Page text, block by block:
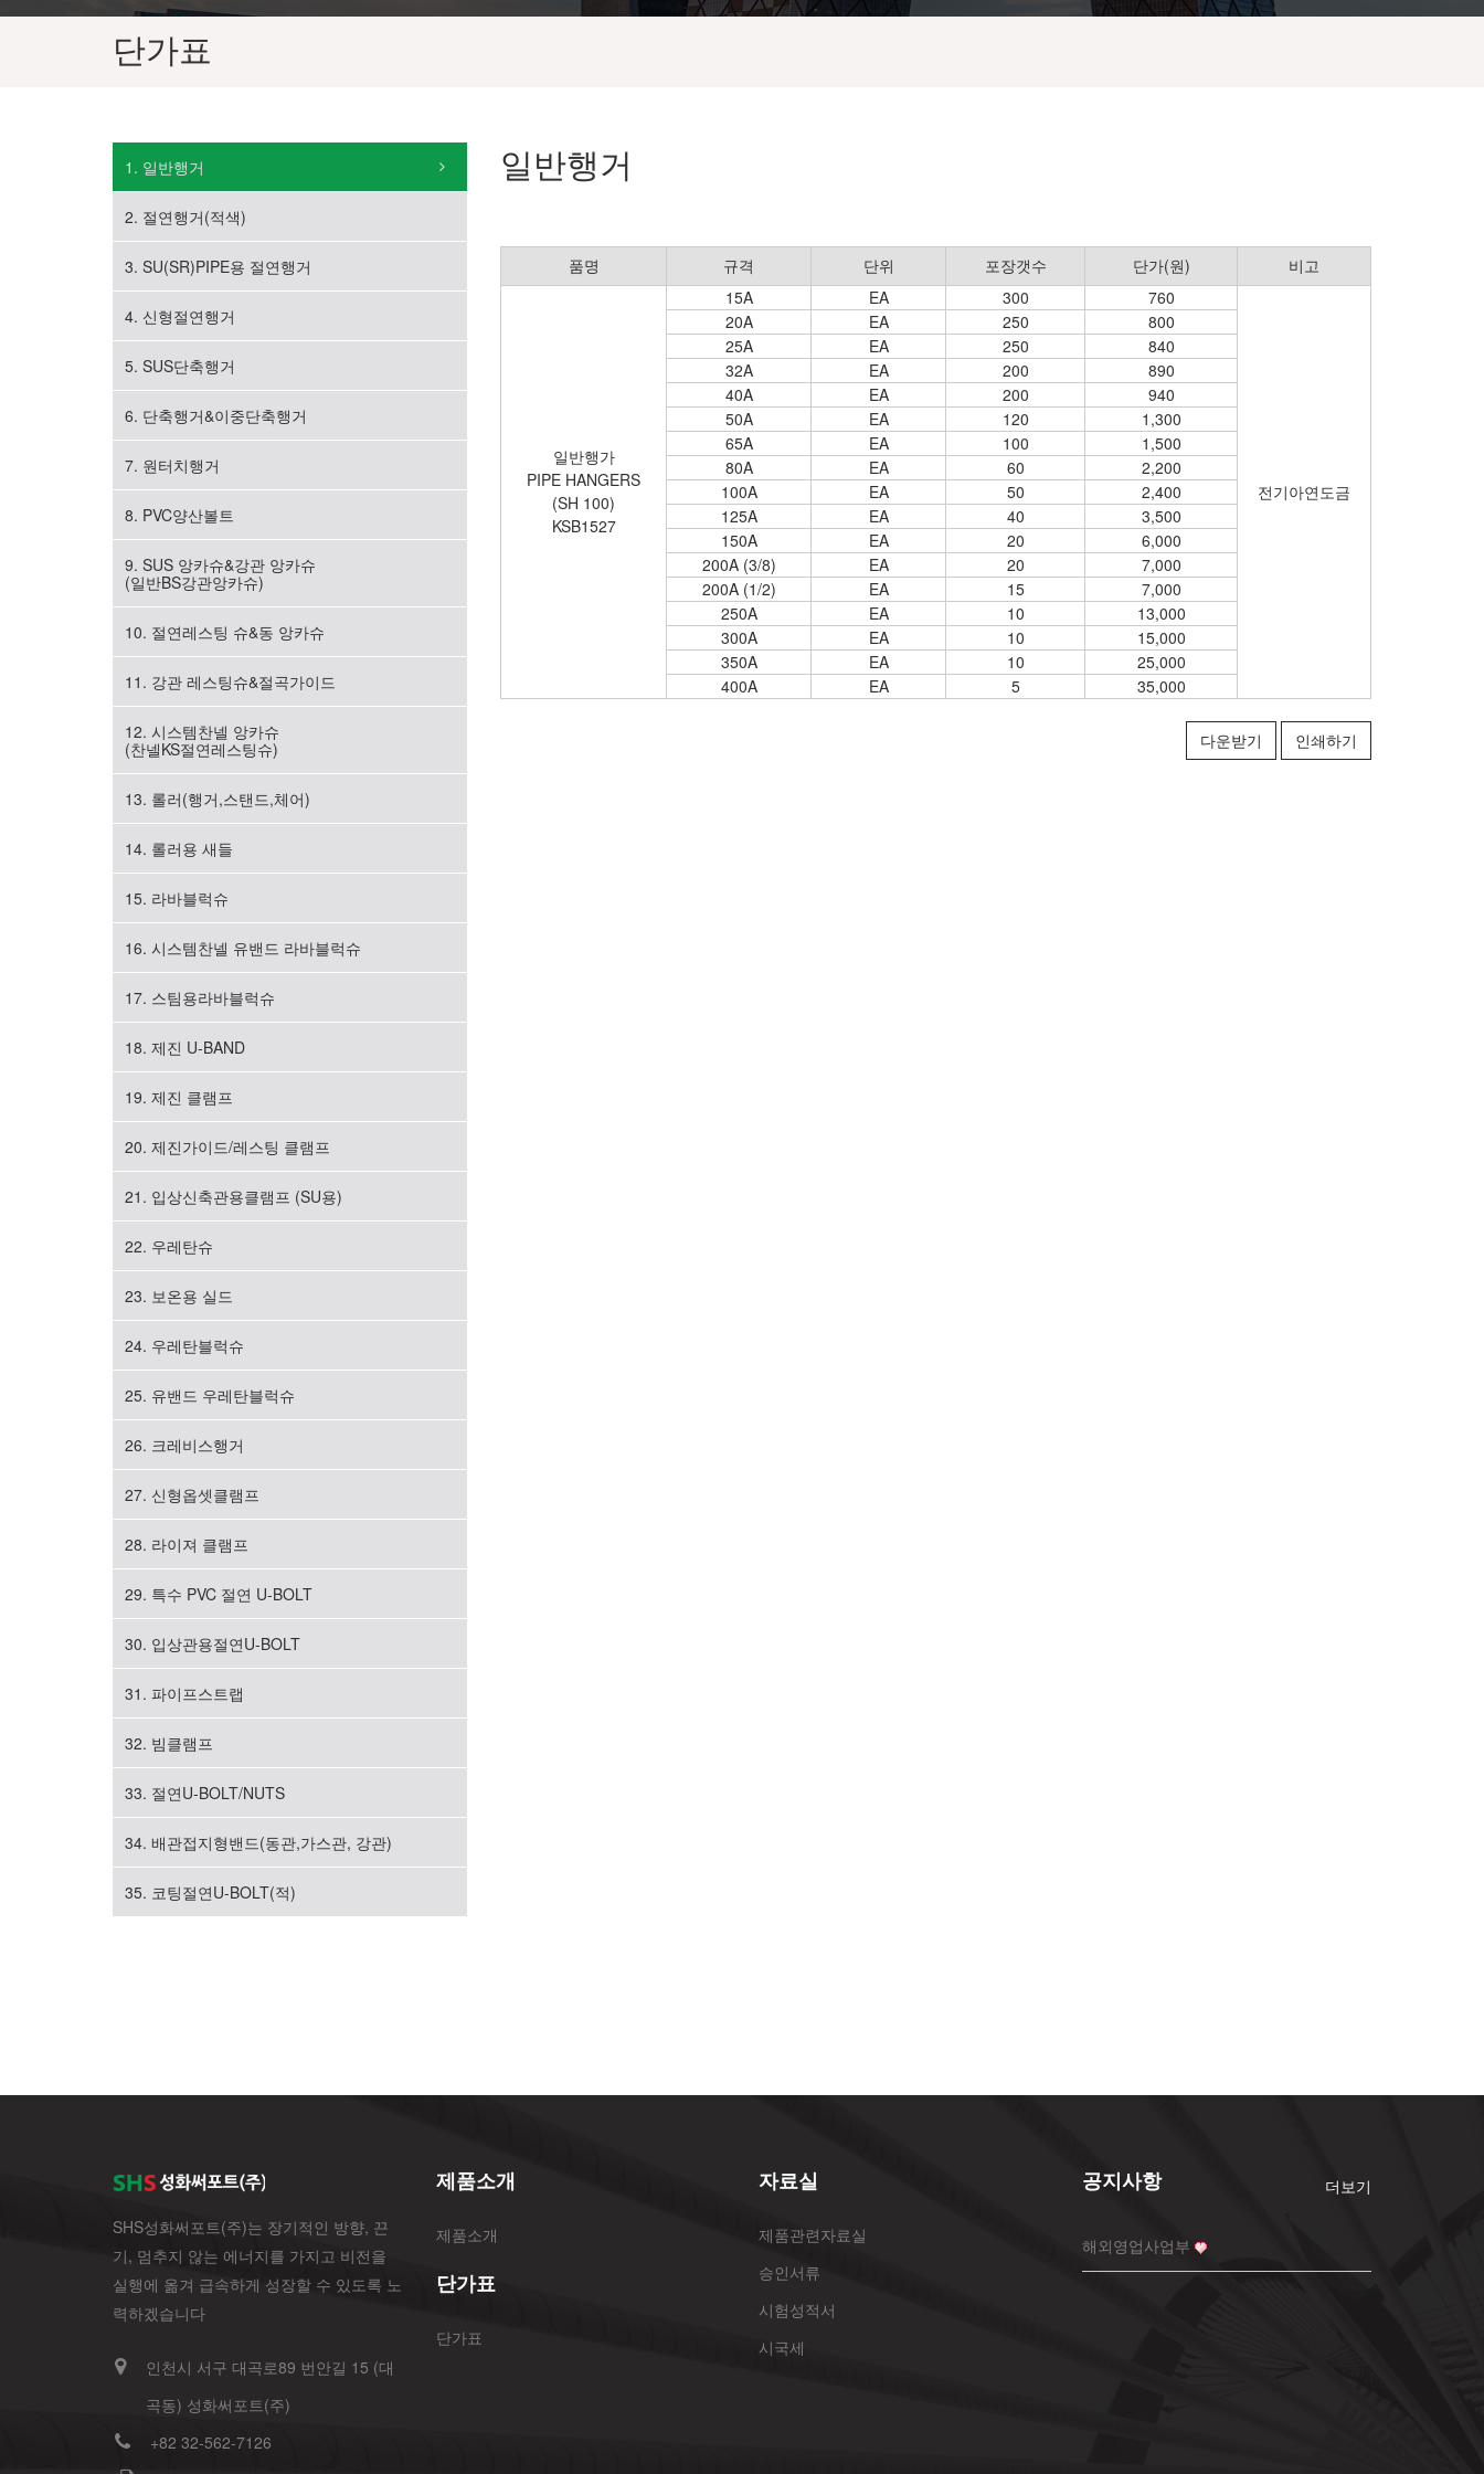
단가표
1. 일반행거
2. 절연행거(적색)
3. SU(SR)PIPE용 절연행거
4. 신형절연행거
5. SUS단축행거
6. 단축행거&이중단축행거
7. 원터치행거
8. PVC양산볼트
9. SUS 앙카슈&강관 앙카슈
(일반BS강관앙카슈)
10. 절연레스팅 슈&동 앙카슈
11. 강관 레스팅슈&절곡가이드
12. 시스템찬넬 앙카슈
(찬넬KS절연레스팅슈)
13. 롤러(행거,스탠드,체어)
14. 롤러용 새들
15. 라바블럭슈
16. 시스템찬넬 유밴드 라바블럭슈
17. 스팀용라바블럭슈
18. 제진 U-BAND
19. 제진 클램프
20. 제진가이드/레스팅 클램프
21. 입상신축관용클램프 (SU용)
22. 우레탄슈
23. 보온용 실드
24. 우레탄블럭슈
25. 유밴드 우레탄블럭슈
26. 크레비스행거
27. 신형옵셋클램프
28. 라이져 클램프
29. 특수 PVC 절연 U-BOLT
30. 입상관용절연U-BOLT
31. 파이프스트랩
32. 빔클램프
33. 절연U-BOLT/NUTS
34. 배관접지형밴드(동관,가스관, 강관)
35. 코팅절연U-BOLT(적)
일반행거
품명 규격 단위 포장갯수 단가(원) 비고
일반행가
PIPE HANGERS
(SH 100)
KSB1527
15A EA 300 760
전기아연도금
20A EA 250
800
25A
EA 250
840
32A
EA 200
890
40A
EA 200
940
50A
EA 120
1,300
65A
EA 100
1,500
80A
EA 60
2,200
100A
EA 50
2,400
125A
EA 40
3,500
150A
EA 20
6,000
200A (3/8)
EA 20
7,000
200A (1/2)
EA 15
7,000
250A
EA 10
13,000
300A
EA 10
15,000
350A
EA 10
25,000
400A
EA 5 35,000
다운받기 인쇄하기
SHS성화써포트(주)는 장기적인 방향, 끈
기, 멈추지 않는 에너지를 가지고 비전을
실행에 옮겨 급속하게 성장할 수 있도록 노
력하겠습니다
인천시 서구 대곡로89 번안길 15 (대
곡동) 성화써포트(주)
+82 32-562-7126
제품소개
제품소개
단가표
단가표
자료실
제품관련자료실
승인서류
시험성적서
시국세
공지사항
해외영업사업부
더보기